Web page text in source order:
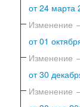
от 24 марта
Изменение
от 01
Изменение
от 30
Изменение